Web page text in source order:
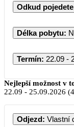
Odkud pojedete
Délka pobytu:
Termín: 22.09 -
PO
Nejlepší možnost v
22.09 - 25.09.2026
Odjezd: Vlastní